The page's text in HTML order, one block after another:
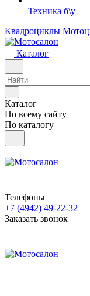
Техника б\у
Квадроциклы
Каталог
Каталог
По всему сайту
По каталогу
Телефоны
+7 (4942) 49-22-32
Заказать звонок